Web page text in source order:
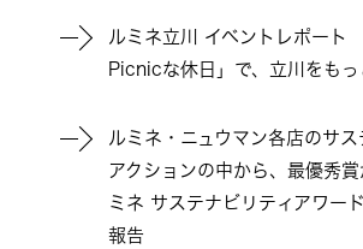
ルミネ立川 イベントレポー
Picnicな休日」で、立川をもっ
ルミネ・ニュウマン各店のサス
アクションの中から、最優秀
ミネ サステナビリティアワー
報告